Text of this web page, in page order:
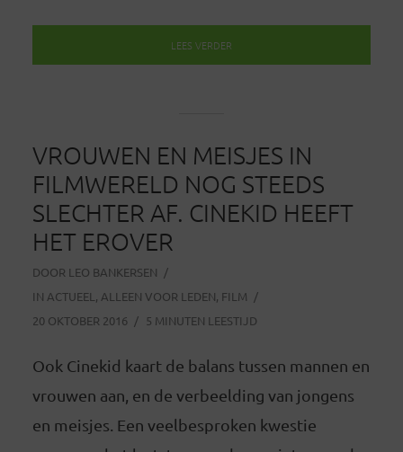
LEES VERDER
VROUWEN EN MEISJES IN
FILMWERELD NOG STEEDS
SLECHTER AF. CINEKID HEEFT
HET EROVER
DOOR LEO BANKERSEN
IN ACTUEEL , ALLEEN VOOR LEDEN, FILM
20 OKTOBER 2016
5 MINUTEN LEESTIJD
Ook Cinekid kaart de balans tussen mannen en
vrouwen aan, en de verbeelding van jongens
en meisjes. Een veelbesproken kwestie